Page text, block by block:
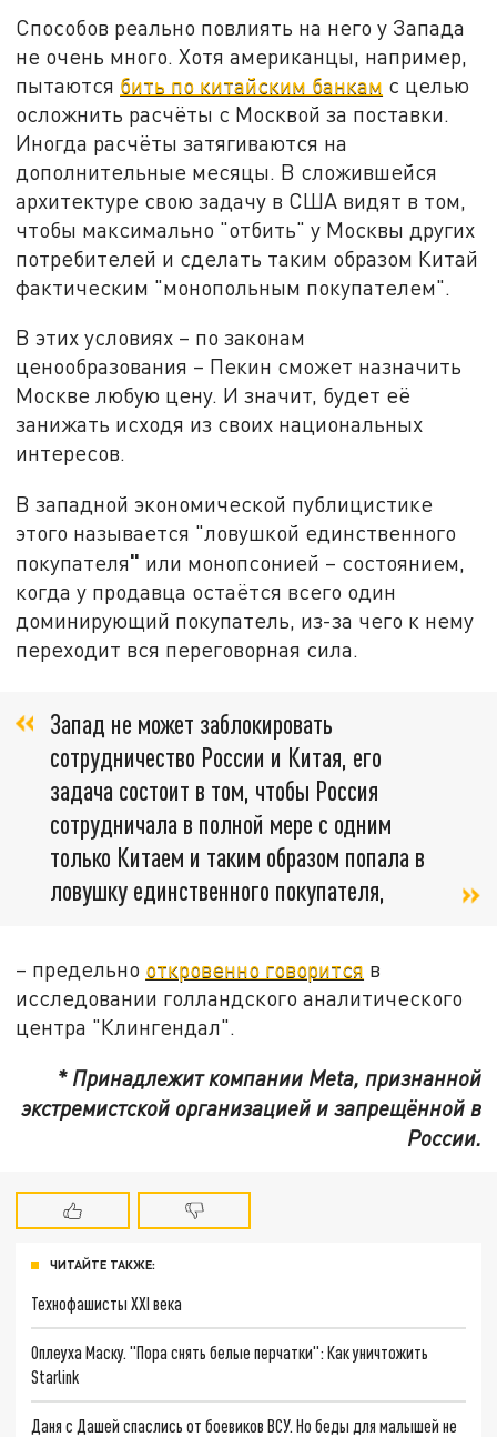
Способов реально повлиять на него у Запада
не очень много. Хотя американцы, например,
пытаются бить по китайским банкам с целью
осложнить расчёты с Москвой за поставки.
Иногда расчёты затягиваются на
дополнительные месяцы. В сложившейся
архитектуре свою задачу в США видят в том,
чтобы максимально "отбить" у Москвы других
потребителей и сделать таким образом Китай
фактическим "монопольным покупателем".
В этих условиях – по законам
ценообразования – Пекин сможет назначить
Москве любую цену. И значит, будет её
занижать исходя из своих национальных
интересов.
В западной экономической публицистике
этого называется "ловушкой единственного
покупателя" или монопсонией – состоянием,
когда у продавца остаётся всего один
доминирующий покупатель, из-за чего к нему
переходит вся переговорная сила.
Запад не может заблокировать
сотрудничество России и Китая, его
задача состоит в том, чтобы Россия
сотрудничала в полной мере с одним
только Китаем и таким образом попала в
ловушку единственного покупателя,
– предельно откровенно говорится в
исследовании голландского аналитического
центра "Клингендал".
* Принадлежит компании Meta, признанной
экстремистской организацией и запрещённой в
России.
ЧИТАЙТЕ ТАКЖЕ:
Технофашисты XXI века
Оплеуха Маску. "Пора снять белые перчатки": Как уничтожить
Starlink
Даня с Дашей спаслись от боевиков ВСУ. Но беды для малышей не